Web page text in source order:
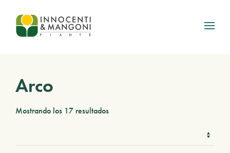
Skip to main content
Arco
Mostrando los 17 resultados